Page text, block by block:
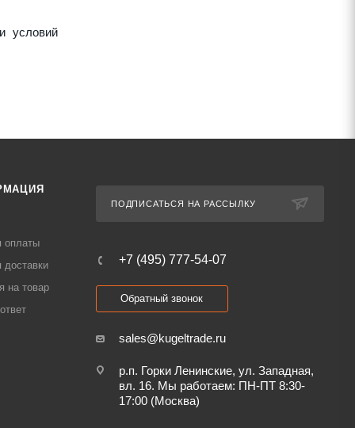
условий
оплаты
доставки
на товар
ПОДПИСАТЬСЯ НА РАССЫЛКУ
+7 (495) 777-54-07
Обратный звонок
sales@kugeltrade.ru
р.п. Горки Ленинские, ул. Западная,
вл. 16. Мы работаем: ПН-ПТ 8:30-
17:00 (Москва)